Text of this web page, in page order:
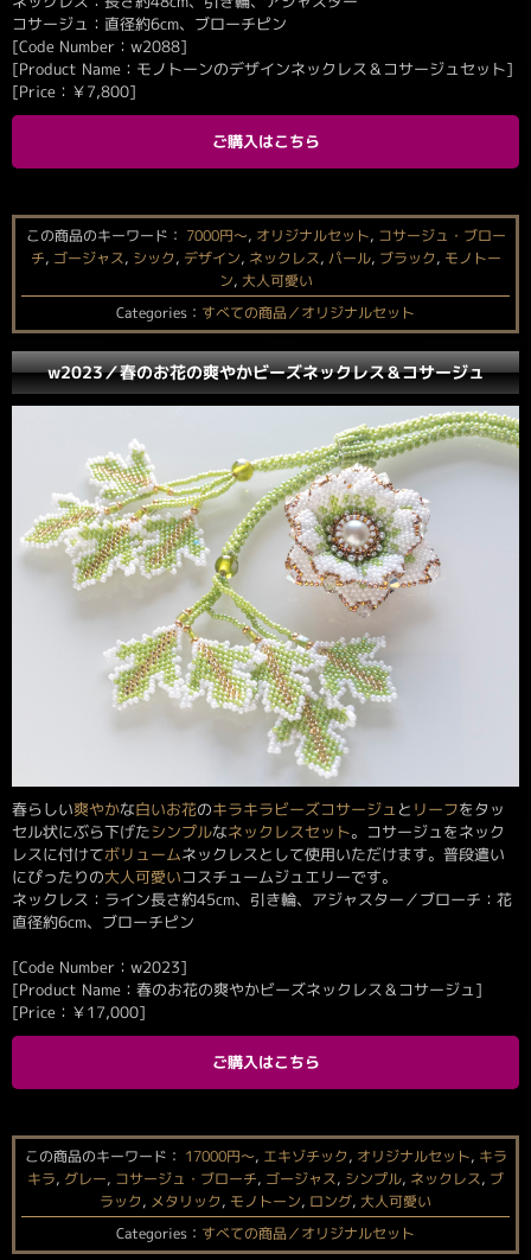
コサージュ：直径約6cm、ブローチピン
[Code Number：w2088]
[Product Name：モノトーンのデザインネックレス＆コサージュセット]
[Price： ￥7,800]
ご購入はこちら
この商品のキーワード： 7000円〜, オリジナルセット, コサージュ・ブロー
チ, ゴージャス, シック, デザイン, ネックレス, パール, ブラック, モノトー
ン, 大人可愛い
Categories： すべての商品／オリジナルセット
w2023／春のお花の爽やかビーズネックレス＆コサージュ
春らしい爽やかな白いお花のキラキラビーズコサージュ と リーフをタッ
セル状にぶら下げたシンプルなネックレスセット。コサージュをネック
レスに付けてボリュームネックレスとして使用いただけます。普段遣い
にぴったりの大人可愛いコスチュームジュエリーです。
ネックレス：ライン長さ約45cm、引き輪、アジャスター／ブローチ：花
直径約6cm、ブローチピン
[Code Number：w2023]
[Product Name：春のお花の爽やかビーズネックレス＆コサージュ]
[Price： ￥17,000]
ご購入はこちら
この商品のキーワード： 17000円〜, エキゾチック, オリジナルセット, キラ
キラ, グレー, コサージュ・ブローチ, ゴージャス, シンプル, ネックレス, ブ
ラック, メタリック, モノトーン, ロング, 大人可愛い
Categories： すべての商品／オリジナルセット